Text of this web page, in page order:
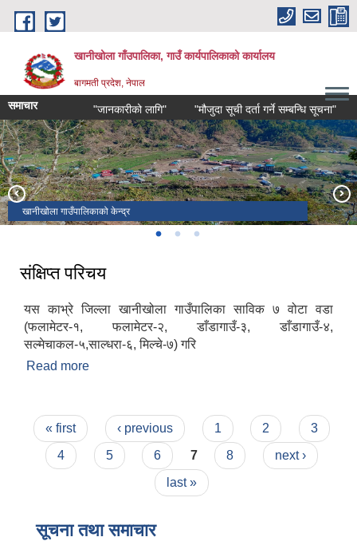
Skip to main content
खानीखोला गाँउपालिका, गाउँ कार्यपालिकाको कार्यालय
बागमती प्रदेश, नेपाल
समाचार "जानकारीको लागि" "मौजुदा सूची दर्ता गर्ने सम्बन्धि सूचना"
खानीखोला गाउँपालिकाको केन्द्र
खानीखोला गाउँपालिकाको पुरा दृश्य
खानीखोला गाउँपालिका वडा नं. २ स्थित भिमसेनथान मन्दिर
संक्षिप्त परिचय
यस काभ्रे जिल्ला खानीखोला गाउँपालिका साविक ७ वोटा वडा
(फलामेटर-१, फलामेटर-२, डाँडागाउँ-३, डाँडागाउँ-४,
सल्मेचाकल-५,साल्धरा-६, मिल्चे-७) गरि
Read more
Pages
« first ‹ previous 1 2
3
4
5 6 7 8
next ›
last »
सूचना तथा समाचार